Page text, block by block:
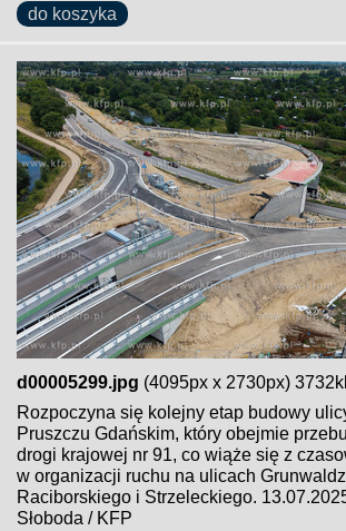
do koszyka
d00005299.jpg (4095px x 2730px)
Rozpoczyna się kolejny etap budowy
Pruszczu Gdańskim, który obejmie
drogi krajowej nr 91, co wiąże się z
w organizacji ruchu na ulicach
Raciborskiego i Strzeleckiego.
Słoboda / KFP